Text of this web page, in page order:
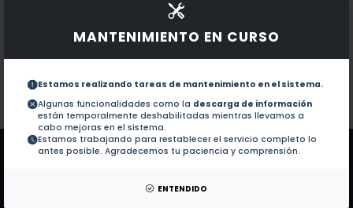
MANTENIMIENTO EN CURSO
Estamos realizando tareas de mantenimiento en el sistema.
Algunas funcionalidades como la descarga de información
están temporalmente deshabilitadas mientras llevamos a
cabo mejoras en el sistema.
Estamos trabajando para restablecer el servicio completo lo
antes posible. Agradecemos tu paciencia y comprensión.
ENTENDIDO
No hay obras de este autor.
Documentos en revistas:
Colaboraciones en Tesis:
Patentes: No hay patentes de este autor.